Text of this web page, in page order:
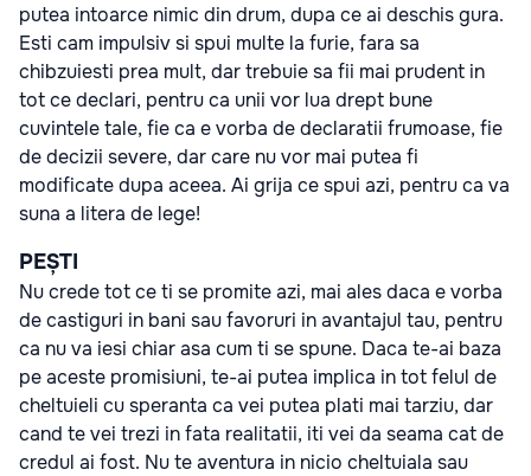
putea intoarce nimic din drum, dupa ce ai deschis gura.
Esti cam impulsiv si spui multe la furie, fara sa
chibzuiesti prea mult, dar trebuie sa fii mai prudent in
tot ce declari, pentru ca unii vor lua drept bune
cuvintele tale, fie ca e vorba de declaratii frumoase, fie
de decizii severe, dar care nu vor mai putea fi
modificate dupa aceea. Ai grija ce spui azi, pentru ca va
suna a litera de lege!
PEȘTI
Nu crede tot ce ti se promite azi, mai ales daca e vorba
de castiguri in bani sau favoruri in avantajul tau, pentru
ca nu va iesi chiar asa cum ti se spune. Daca te-ai baza
pe aceste promisiuni, te-ai putea implica in tot felul de
cheltuieli cu speranta ca vei putea plati mai tarziu, dar
cand te vei trezi in fata realitatii, iti vei da seama cat de
credul ai fost. Nu te aventura in nicio cheltuiala sau